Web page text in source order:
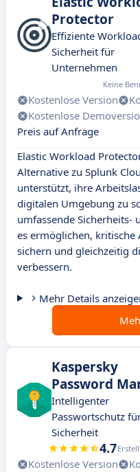
Protector
Effiziente
Sicherheit für
Unternehmen
Keine
Kostenlose Version
Kostenlose
Preis auf Anfrage
Elastic Workload
Alternative zu Splunk
unterstützt, ihre
digitalen Umgebung zu
umfassende
es ermöglichen,
sichern und gleichzeitig
verbessern.
Mehr Details
Kaspersky
Password
Intelligenter
Passwortschutz
Sicherheit
4.7
Kostenlose Version